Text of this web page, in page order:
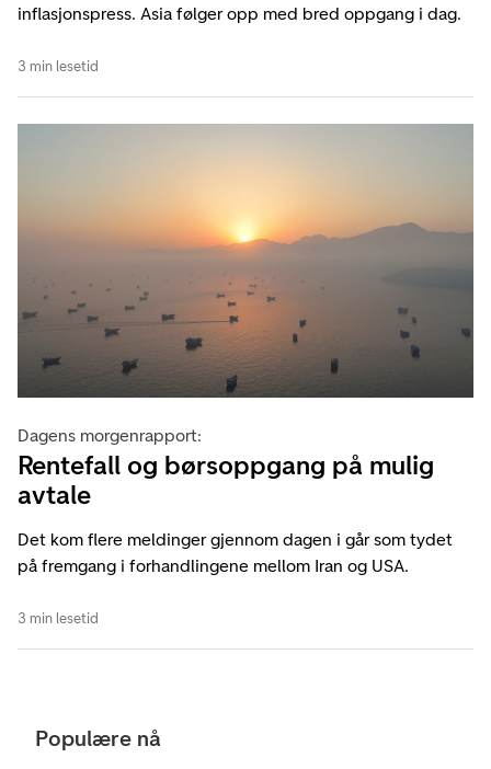
inflasjonspress. Asia følger opp med bred oppgang i dag.
3 min lesetid
Dagens morgenrapport:
Rentefall og børsoppgang på mulig
avtale
Det kom flere meldinger gjennom dagen i går som tydet
på fremgang i forhandlingene mellom Iran og USA.
3 min lesetid
Populære nå